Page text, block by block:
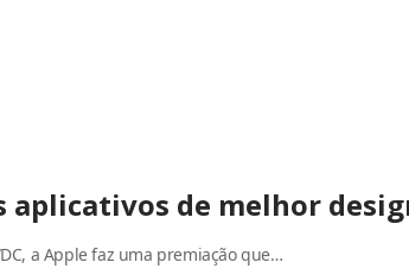
aplicativos de melhor
a Apple faz uma premiação que…